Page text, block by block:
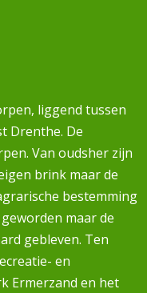
liggend tussen
Drenthe. De
Van oudsher zijn
brink maar de
bestemming
maar de
gebleven. Ten
en
Ermerzand en het